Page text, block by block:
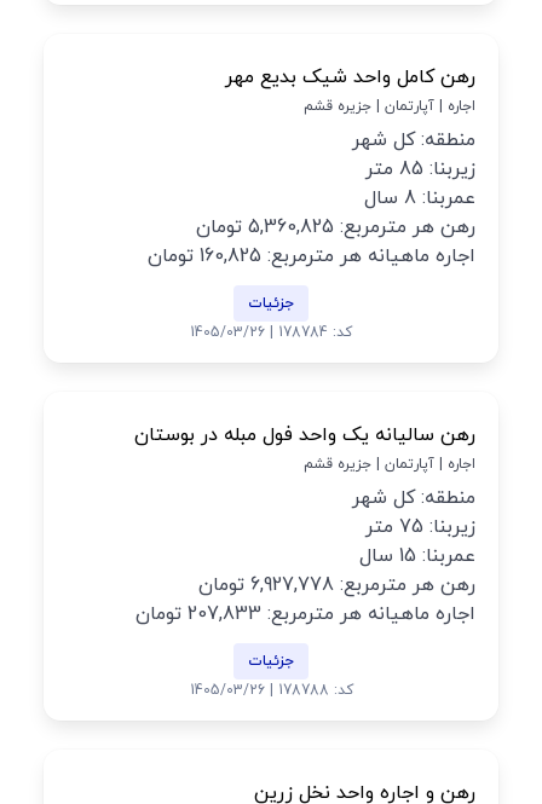
رهن کامل واحد شیک بدیع مهر
اجاره | آپارتمان | جزیره قشم
منطقه: کل شهر
زیربنا: 85 متر
عمربنا: 8 سال
رهن هر مترمربع: 5,360,825 تومان
اجاره ماهیانه هر مترمربع: 160,825 تومان
جزئیات
کد: 178784 | 1405/03/26
رهن سالیانه یک واحد فول مبله در بوستان
اجاره | آپارتمان | جزیره قشم
منطقه: کل شهر
زیربنا: 75 متر
عمربنا: 15 سال
رهن هر مترمربع: 6,927,778 تومان
اجاره ماهیانه هر مترمربع: 207,833 تومان
جزئیات
کد: 178788 | 1405/03/26
رهن و اجاره واحد نخل زرین